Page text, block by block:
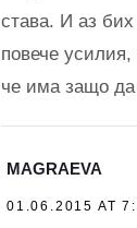
става. И аз бих
повече
че има защо да
MAGRAEVA
01.06.2015 AT